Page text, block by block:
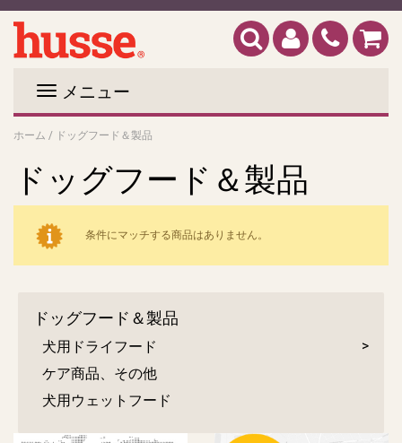
メニュー
ホーム / ドッグフード＆製品
ドッグフード＆製品
条件にマッチする商品はありません。
ドッグフード＆製品
犬用ドライフード
ケア商品、その他
犬用ウェットフード